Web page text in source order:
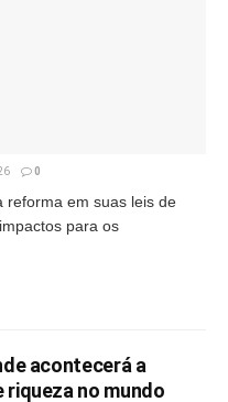
0
reforma em suas leis de
para os
acontecerá a
riqueza no mundo